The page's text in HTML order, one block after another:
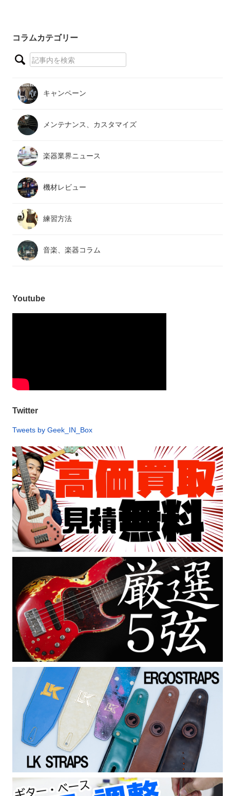
コラムカテゴリー
キャンペーン
メンテナンス、カスタマイズ
楽器業界ニュース
機材レビュー
練習方法
音楽、楽器コラム
Youtube
Twitter
Tweets by Geek_IN_Box